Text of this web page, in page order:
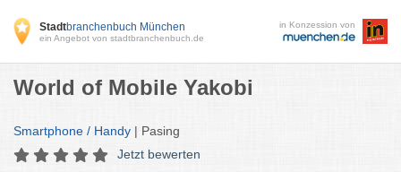
Stadtbranchenbuch München
ein Angebot von stadtbranchenbuch.de
in Konzession von
World of Mobile Yakobi
Smartphone / Handy | Pasing
Jetzt bewerten